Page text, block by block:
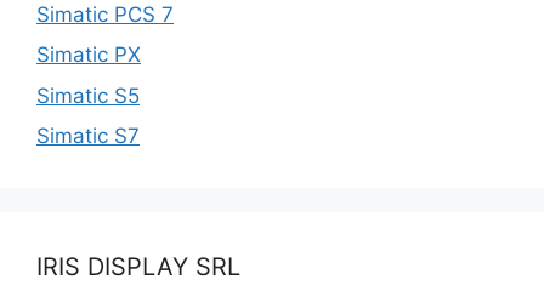
Simatic PCS 7
Simatic PX
Simatic S5
Simatic S7
IRIS DISPLAY SRL